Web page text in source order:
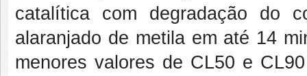
catalítica com degradação do
alaranjado de metila em até 14
menores valores de CL50 e